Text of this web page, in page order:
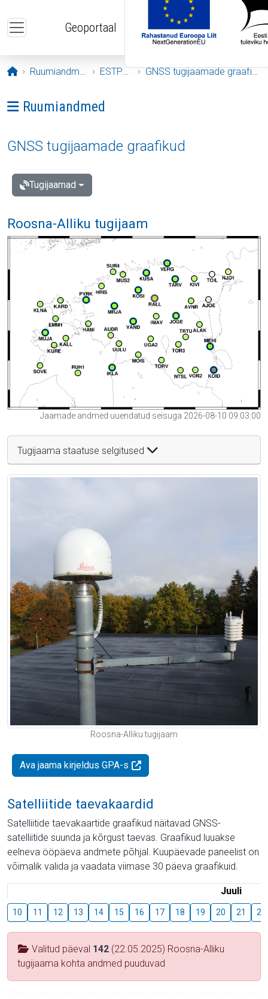
Geoportaal
Avaleht
Ruumiandmed ESTPOS GNSS tugijaamade graafikud
Ava menüü: Ruumiandmed
Ruumiandmed
GNSS tugijaamade graafikud
Tugijaamad
Roosna-Alliku tugijaam
Jaamade andmed uuendatud seisuga 2026-08-10 09:03:00
Tugijaama staatuse selgitused
Roosna-Alliku tugijaam
Ava jaama kirjeldus GPA-s
Satelliitide taevakaardid
Satelliitide taevakaartide graafikud näitavad GNSS-
satelliitide suunda ja kõrgust taevas. Graafikud luuakse
eelneva ööpäeva andmete põhjal. Kuupäevade paneelist on
võimalik valida ja vaadata viimase 30 päeva graafikuid.
Juuli
10 11 12 13 14 15 16 17 18 19 20 21 22
Valitud päeval 142 (22.05.2025) Roosna-Alliku
tugijaama kohta andmed puuduvad